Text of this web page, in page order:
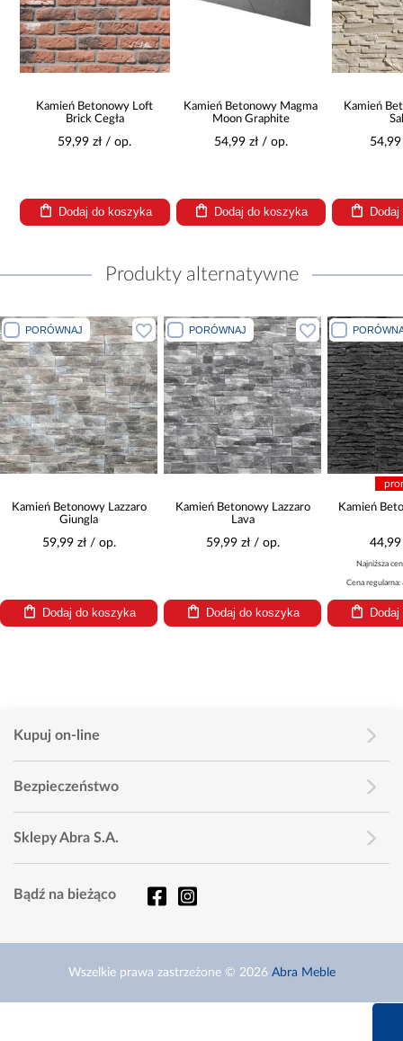
Kamień Betonowy Loft
Brick Cegła
59,99 zł / op.
Dodaj do koszyka
Kamień Betonowy Magma
Moon Graphite
54,99 zł / op.
Dodaj do koszyka
Kamień
54,99
Produkty alternatywne
PORÓWNAJ
Kamień Betonowy Lazzaro
Giungla
59,99 zł / op.
Dodaj do koszyka
PORÓWNAJ
Kamień Betonowy Lazzaro
Lava
59,99 zł / op.
Dodaj do koszyka
Kamień
44,99
Najniższa
Cena regularna:
Kupuj on-line
Bezpieczeństwo
Sklepy Abra S.A.
Bądź na bieżąco
Wszelkie prawa zastrzeżone © 2026 Abra Meble